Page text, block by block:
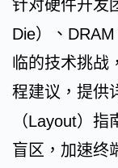
针对硬件开发
Die）、
临的技术挑战
程建议，提供
（Layout）
盲区，加速终